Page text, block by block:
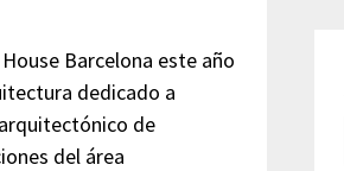
Barcelona este año
dedicado a
de
del área